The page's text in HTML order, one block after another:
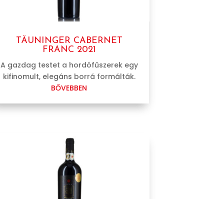
TÄUNINGER CABERNET
FRANC 2021
A gazdag testet a hordófűszerek egy
kifinomult, elegáns borrá formálták.
BŐVEBBEN